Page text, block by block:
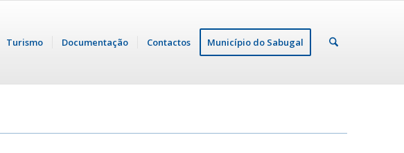
Turismo Documentação Contactos Município do Sabugal